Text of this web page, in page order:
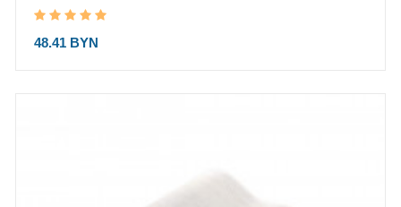
48.41 BYN